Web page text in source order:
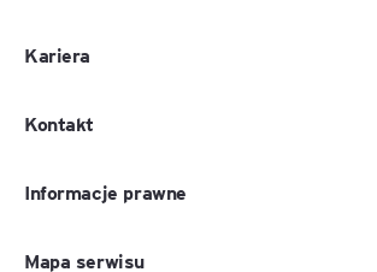
Kariera
Kontakt
Informacje prawne
Mapa serwisu